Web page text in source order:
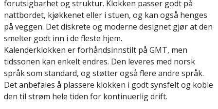
forutsigbarhet og struktur. Klokken passer godt på
nattbordet, kjøkkenet eller i stuen, og kan også henges
på veggen. Det diskrete og moderne designet gjør at den
smelter godt inn i de fleste hjem.
Kalenderklokken er forhåndsinnstilt på GMT, men
tidssonen kan enkelt endres. Den leveres med norsk
språk som standard, og støtter også flere andre språk.
Det anbefales å plassere klokken i godt synsfelt og koble
den til strøm hele tiden for kontinuerlig drift.